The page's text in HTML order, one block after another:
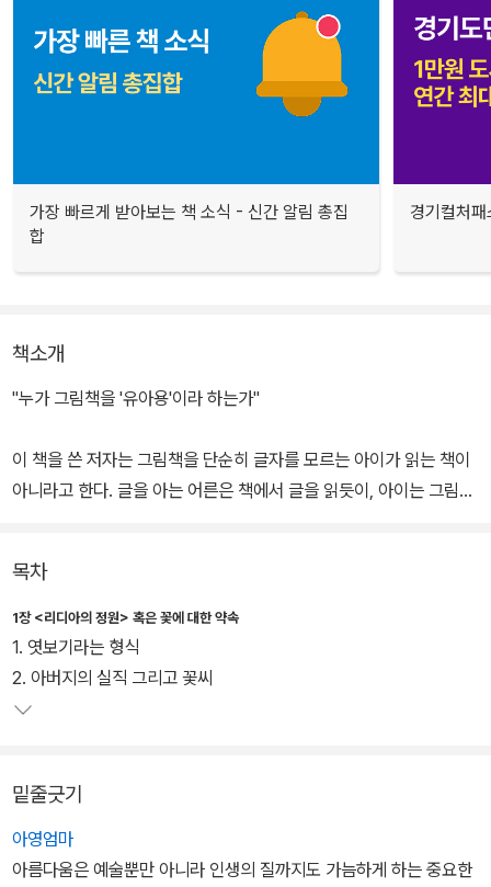
가장 빠르게 받아보는 책 소식 - 신간 알림 총집
합
경기컬처
책소개
"누가 그림책을 '유아용'이라 하는가"
이 책을 쓴 저자는 그림책을 단순히 글자를 모르는 아이가 읽는 책이
아니라고 한다. 글을 아는 어른은 책에서 글을 읽듯이, 아이는 그림을
러스트레이션은 '아름다움'을 말할 수 있게 해준다. 그 아름다움을 먹
고 아이의 삶과 영혼 역시 아름다워진다. 물론 아이뿐만이 아니다. 그
림책도 진정한 작품으로 바라볼 수 있는 것도 이 때문이다.
그림책에서 그림이 할 수 있는 것이 무엇일까, 아름다운 그림은 어느
림책들을 집중적으로 살펴본다.
책을 어찌나 꼼꼼하게 뜯어보는지, 그림책을 안 본 이들도 쉽게 그 책
목차
1장 <리디아의 정원> 혹은 꽃에 대한 약속
1. 엿보기라는 형식
2. 아버지의 실직 그리고 꽃씨
밑줄긋기
아영엄마
아름다움은 예술뿐만 아니라 인생의 질까지도 가늠하게 하는 중요한